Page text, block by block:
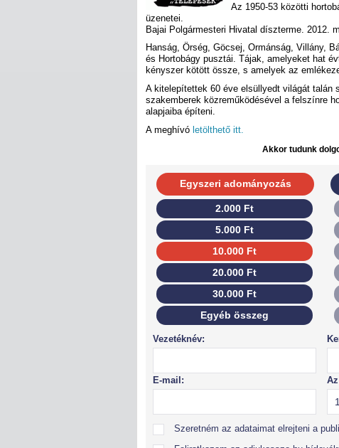
Az 1950-53 közötti
üzenetei.
Bajai Polgármesteri Hivatal díszterme. 2012.
Hanság, Örség, Göcsej, Ormánság, Villány,
és Hortobágy pusztái. Tájak, amelyeket hat
kényszer kötött össze, s amelyek az
A kitelepítettek 60 éve elsüllyedt világát
szakemberek közreműködésével a felszínre
alapjaiba építeni.
A meghívó letölthető itt.
Akkor tudunk